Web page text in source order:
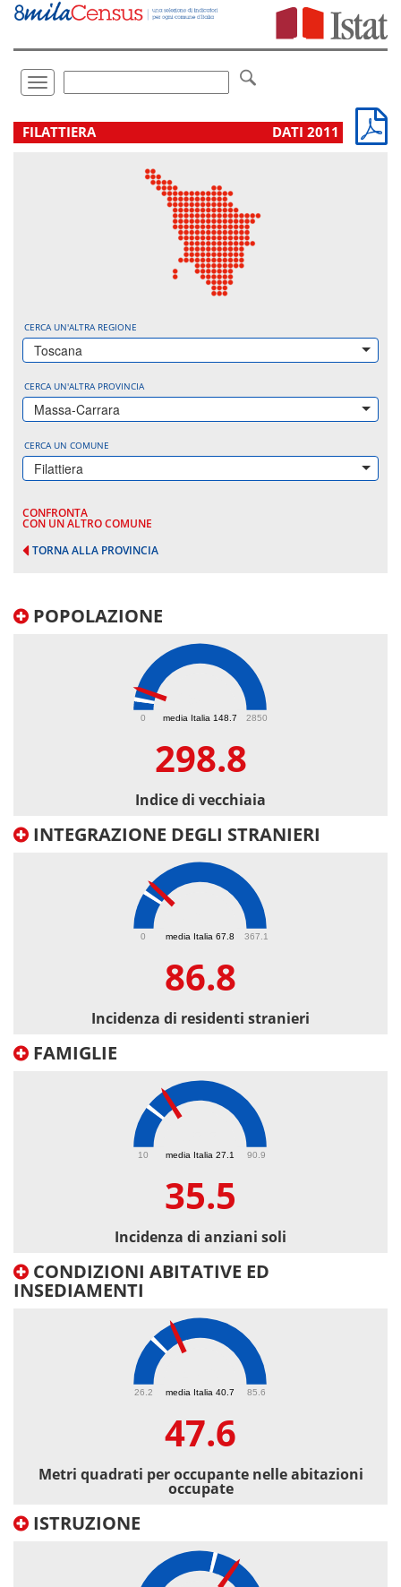
Vai
direttamente
Toggle
navigation
.
FILATTIERA DATI 2011
CERCA UN'ALTRA REGIONE
Toscana
CERCA UN'ALTRA PROVINCIA
Massa-Carrara
CERCA UN COMUNE
Filattiera
CONFRONTA
CON UN ALTRO COMUNE
TORNA ALLA PROVINCIA
POPOLAZIONE
media Italia 148.7
0 2850
298.8
Indice di vecchiaia
INTEGRAZIONE DEGLI STRANIERI
media Italia 67.8
0 367.1
86.8
Incidenza di residenti stranieri
FAMIGLIE
media Italia 27.1
10 90.9
35.5
Incidenza di anziani soli
CONDIZIONI ABITATIVE ED
INSEDIAMENTI
media Italia 40.7
26.2 85.6
47.6
Metri quadrati per occupante nelle abitazioni
occupate
ISTRUZIONE